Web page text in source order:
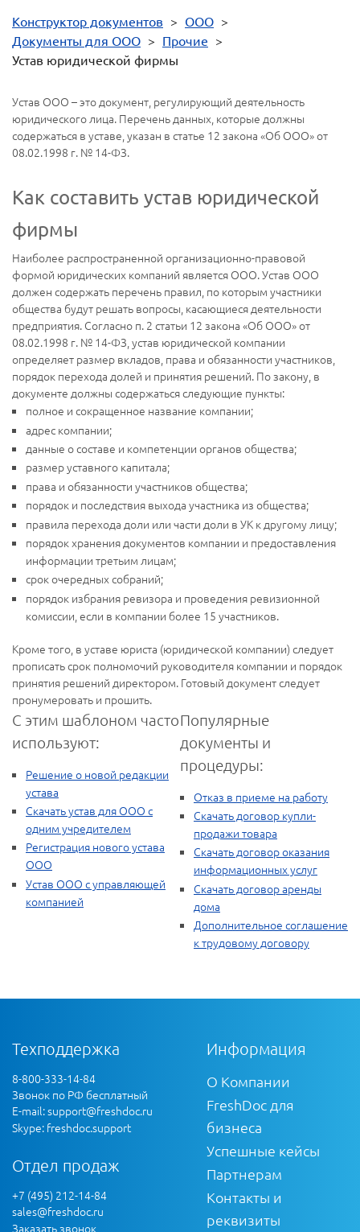
Конструктор документов > ООО >
Документы для ООО > Прочие >
Устав юридической фирмы
Устав ООО – это документ, регулирующий деятельность
юридического лица. Перечень данных, которые должны
содержаться в уставе, указан в статье 12 закона «Об ООО» от
08.02.1998 г. № 14-ФЗ.
Как составить устав юридической
фирмы
Наиболее распространенной организационно-правовой
формой юридических компаний является ООО. Устав ООО
должен содержать перечень правил, по которым участники
общества будут решать вопросы, касающиеся деятельности
предприятия. Согласно п. 2 статьи 12 закона «Об ООО» от
08.02.1998 г. № 14-ФЗ, устав юридической компании
определяет размер вкладов, права и обязанности участников,
порядок перехода долей и принятия решений. По закону, в
документе должны содержаться следующие пункты:
полное и сокращенное название компании;
адрес компании;
данные о составе и компетенции органов общества;
размер уставного капитала;
права и обязанности участников общества;
порядок и последствия выхода участника из общества;
правила перехода доли или части доли в УК к другому лицу;
порядок хранения документов компании и предоставления
информации третьим лицам;
срок очередных собраний;
порядок избрания ревизора и проведения ревизионной
комиссии, если в компании более 15 участников.
Кроме того, в уставе юриста (юридической компании) следует
прописать срок полномочий руководителя компании и порядок
принятия решений директором. Готовый документ следует
пронумеровать и прошить.
С этим шаблоном часто
используют:
Решение о новой редакции
устава
Скачать устав для ООО с
одним учредителем
Регистрация нового устава
ООО
Устав ООО с управляющей
компанией
Популярные
документы и
процедуры:
Отказ в приеме на работу
Скачать договор купли-
продажи товара
Скачать договор оказания
информационных услуг
Скачать договор аренды
дома
Дополнительное соглашение
к трудовому договору
Техподдержка
8-800-333-14-84
Звонок по РФ бесплатный
E-mail:support@freshdoc.ru
Skype: freshdoc.support
Отдел продаж
+7 (495) 212-14-84
sales@freshdoc.ru
Заказать звонок
Информация
О Компании
FreshDoc для
бизнеса
Успешные кейсы
Партнерам
Контакты и
реквизиты